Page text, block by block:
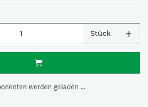
Stück
werden geladen ...